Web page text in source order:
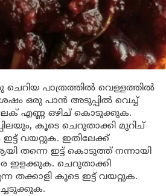
ചെറിയ പാത്രത്തിൽ വെള്ളത്തിൽ
ഒരു പാൻ അടുപ്പിൽ വെച്ച്
എണ്ണ ഒഴിച് കൊടുക്കുക.
കൂടെ ചെറുതാക്കി മുറിച്
ഇട്ട് വയറ്റുക. ഇതിലേക്ക്
തന്നെ ഇട്ട് കൊടുത്ത് നന്നായി
ഇളക്കുക. ചെറുതാക്കി
തക്കാളി കൂടെ ഇട്ട് വയറ്റുക.